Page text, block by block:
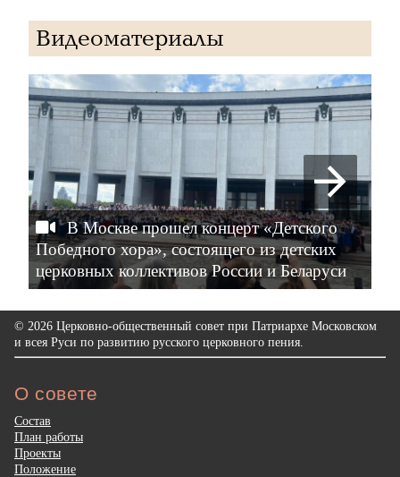
Видеоматериалы
В Москве прошел концерт «Детского
Победного хора», состоящего из детских
церковных коллективов России и Беларуси
© 2026 Церковно-общественный совет при Патриархе Московском
и всея Руси по развитию русского церковного пения.
О совете
Состав
План работы
Проекты
Положение